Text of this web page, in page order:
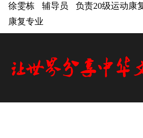
徐雯栋 辅导员 负责20级运动康
康复专业